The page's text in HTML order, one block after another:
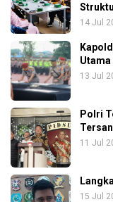
14 Jul
13 Jul
Polri
11 Jul
15 Jul